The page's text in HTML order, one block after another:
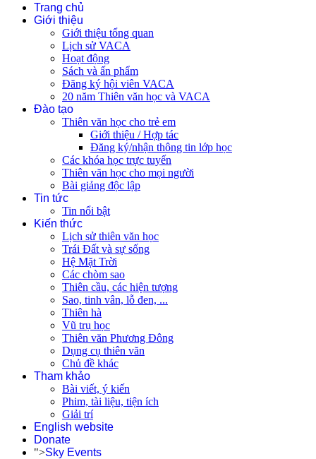
Trang chủ
Giới thiệu
Giới thiệu tổng quan
Lịch sử VACA
Hoạt động
Sách và ấn phẩm
Đăng ký hội viên VACA
20 năm Thiên văn học và VACA
Đào tạo
Thiên văn học cho trẻ em
Giới thiệu / Hợp tác
Đăng ký/nhận thông tin lớp học
Các khóa học trực tuyến
Thiên văn học cho mọi người
Bài giảng độc lập
Tin tức
Tin nổi bật
Kiến thức
Lịch sử thiên văn học
Trái Đất và sự sống
Hệ Mặt Trời
Các chòm sao
Thiên cầu, các hiện tượng
Sao, tinh vân, lỗ đen, ...
Thiên hà
Vũ trụ học
Thiên văn Phương Đông
Dụng cụ thiên văn
Chủ đề khác
Tham khảo
Bài viết, ý kiến
Phim, tài liệu, tiện ích
Giải trí
English website
Donate
">Sky Events